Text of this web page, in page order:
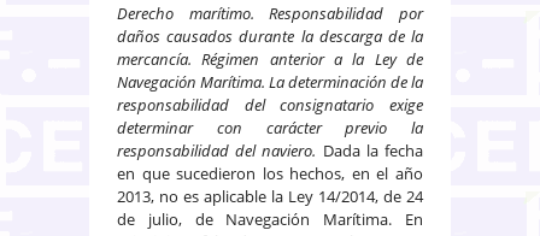
Derecho marítimo. Responsabilidad por
daños causados durante la descarga de la
mercancía. Régimen anterior a la Ley de
Navegación Marítima. La determinación de la
responsabilidad del consignatario exige
determinar con carácter previo la
responsabilidad del naviero. Dada la fecha
en que sucedieron los hechos, en el año
2013, no es aplicable la Ley 14/2014, de 24
de julio, de Navegación Marítima. En